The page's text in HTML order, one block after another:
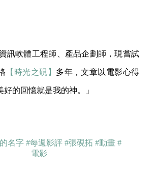
訊軟體工程師、產品企劃師，現嘗試
【時光之硯】 多年，文章以電影心得
的回憶就是我的神。」
名字 #每週影評 #張硯拓 #動畫 #
電影